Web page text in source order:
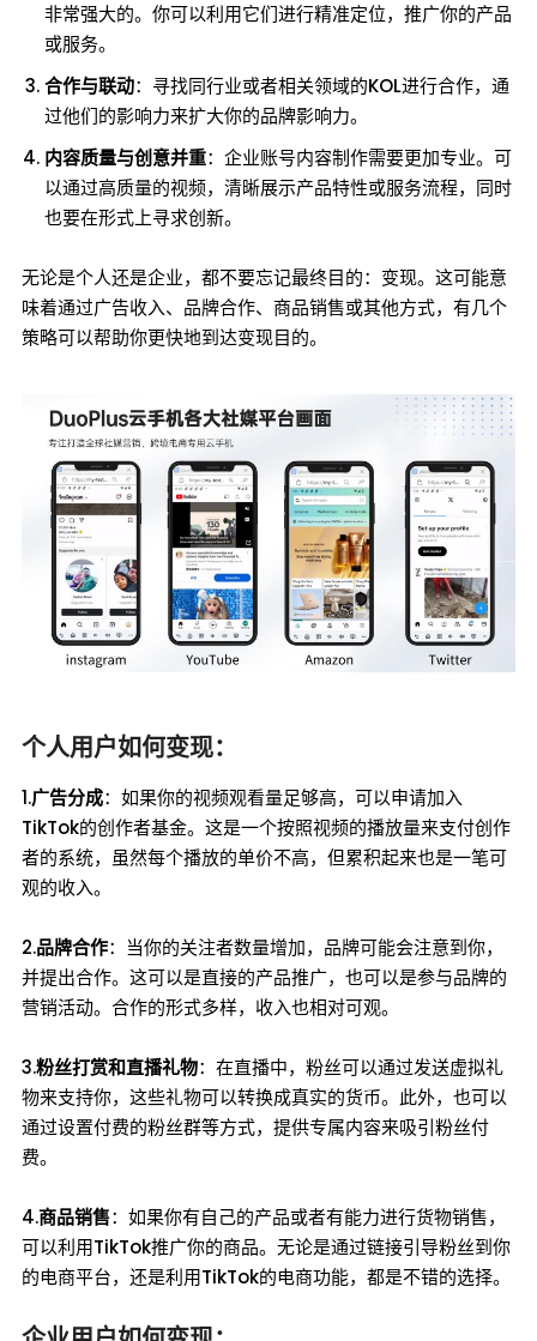
非常强大的。你可以利用它们进行精准定位，推广你的产品
或服务。
合作与联动：寻找同行业或者相关领域的KOL进行合作，通
过他们的影响力来扩大你的品牌影响力。
内容质量与创意并重：企业账号内容制作需要更加专业。可
以通过高质量的视频，清晰展示产品特性或服务流程，同时
也要在形式上寻求创新。
无论是个人还是企业，都不要忘记最终目的：变现。这可能意
味着通过广告收入、品牌合作、商品销售或其他方式，有几个
策略可以帮助你更快地到达变现目的。
个人用户如何变现：
1.广告分成：如果你的视频观看量足够高，可以申请加入
TikTok的创作者基金。这是一个按照视频的播放量来支付创作
者的系统，虽然每个播放的单价不高，但累积起来也是一笔可
观的收入。
2.品牌合作：当你的关注者数量增加，品牌可能会注意到你，
并提出合作。这可以是直接的产品推广，也可以是参与品牌的
营销活动。合作的形式多样，收入也相对可观。
3.粉丝打赏和直播礼物：在直播中，粉丝可以通过发送虚拟礼
物来支持你，这些礼物可以转换成真实的货币。此外，也可以
通过设置付费的粉丝群等方式，提供专属内容来吸引粉丝付
费。
4.商品销售：如果你有自己的产品或者有能力进行货物销售，
可以利用TikTok推广你的商品。无论是通过链接引导粉丝到你
的电商平台，还是利用TikTok的电商功能，都是不错的选择。